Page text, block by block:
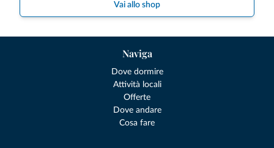
Vai allo shop
Naviga
Dove dormire
Attività locali
Offerte
Dove andare
Cosa fare